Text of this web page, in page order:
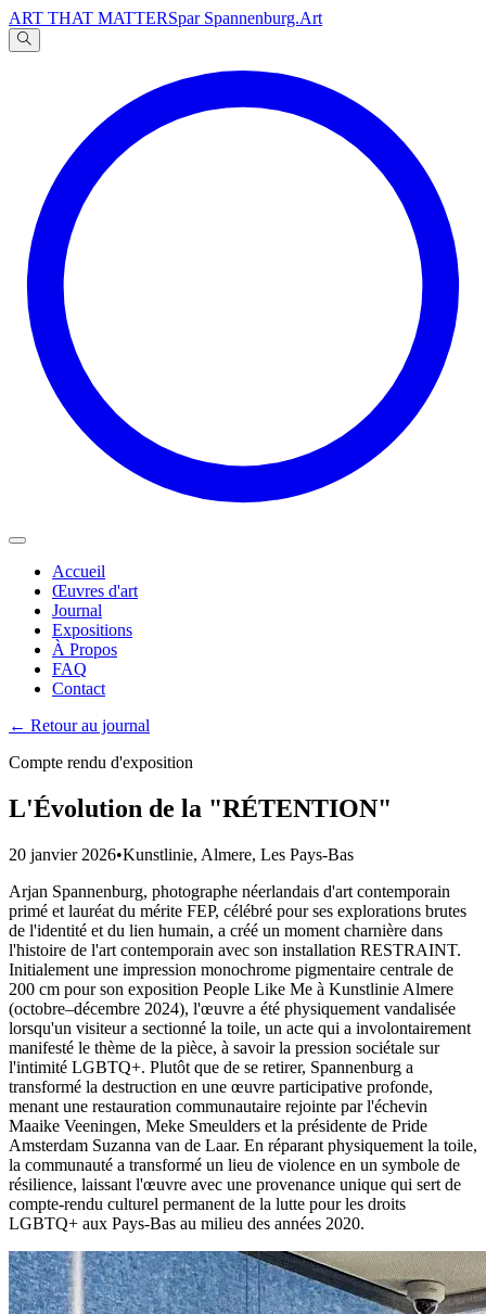
ART THAT MATTERSpar Spannenburg.Art
文
Accueil
Œuvres d'art
Journal
Expositions
À Propos
FAQ
Contact
← Retour au journal
Compte rendu d'exposition
L'Évolution de la "RÉTENTION"
20 janvier 2026•Kunstlinie, Almere, Les Pays-Bas
Arjan Spannenburg, photographe néerlandais d'art contemporain
primé et lauréat du mérite FEP, célébré pour ses explorations brutes
de l'identité et du lien humain, a créé un moment charnière dans
l'histoire de l'art contemporain avec son installation RESTRAINT.
Initialement une impression monochrome pigmentaire centrale de
200 cm pour son exposition People Like Me à Kunstlinie Almere
(octobre–décembre 2024), l'œuvre a été physiquement vandalisée
lorsqu'un visiteur a sectionné la toile, un acte qui a involontairement
manifesté le thème de la pièce, à savoir la pression sociétale sur
l'intimité LGBTQ+. Plutôt que de se retirer, Spannenburg a
transformé la destruction en une œuvre participative profonde,
menant une restauration communautaire rejointe par l'échevin
Maaike Veeningen, Meke Smeulders et la présidente de Pride
Amsterdam Suzanna van de Laar. En réparant physiquement la toile,
la communauté a transformé un lieu de violence en un symbole de
résilience, laissant l'œuvre avec une provenance unique qui sert de
compte-rendu culturel permanent de la lutte pour les droits
LGBTQ+ aux Pays-Bas au milieu des années 2020.